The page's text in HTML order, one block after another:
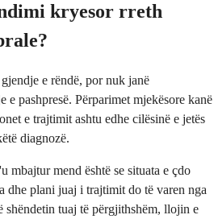
kryesor rreth
e rëndë, por nuk janë
e pashpresë. Përparimet mjekësore kanë
e trajtimit ashtu edhe cilësinë e jetës
diagnozë.
mbajtur mend është se situata e çdo
dhe plani juaj i trajtimit do të varen nga
shëndetin tuaj të përgjithshëm, llojin e